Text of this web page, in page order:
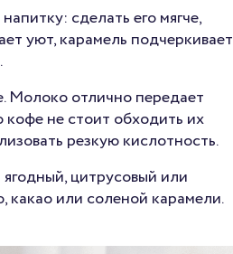
сделать его мягче,
уют, карамель подчеркивает
Молоко отлично передает
не стоит обходить их
резкую кислотность.
цитрусовый или
какао или соленой карамели.